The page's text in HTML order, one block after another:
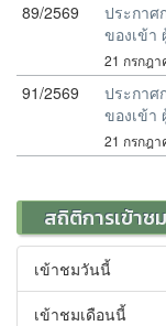
89/2569
ประกาศ
ของเข้า
21 กรกฎ
91/2569
ประกาศ
ของเข้า
21 กรกฎ
สถิติการเข้าช
เข้าชมวันนี้
เข้าชมเดือนนี้